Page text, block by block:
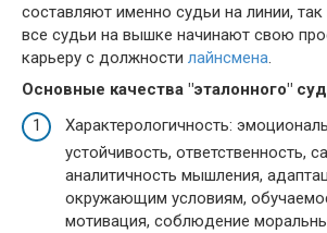
составляют именно судьи на линии, так
все судьи на вышке начинают свою
карьеру с должности лайнcмена.
Основные качества "эталонного"
Характерологичность:
устойчивость, ответственность,
аналитичность мышления,
окружающим условиям,
мотивация, соблюдение